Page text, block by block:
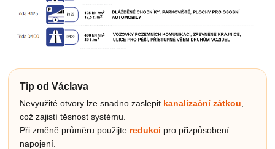
Tip od Václava
Nevyužité otvory lze snadno zaslepit kanalizační zátkou
což zajistí těsnost systému.
Při změně průměru použijte redukci pro přizpůsobení
napojení.